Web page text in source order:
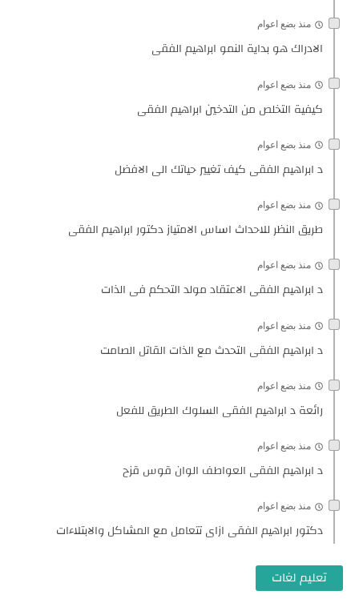
منذ بضع اعوام
الادراك هو بداية النمو ابراهيم الفقى
منذ بضع اعوام
كيفية التخلص من التدخين ابراهيم الفقى
منذ بضع اعوام
د ابراهيم الفقى كيف تغيير حياتك الى الافضل
منذ بضع اعوام
طريق النظر للاحداث اساس الامتياز دكتور ابراهيم الفقى
منذ بضع اعوام
د ابراهيم الفقى الاعتقاد مولد التحكم فى الذات
منذ بضع اعوام
د ابراهيم الفقى التحدث مع الذات القاتل الصامت
منذ بضع اعوام
رائعة د ابراهيم الفقى السلوك الطريق للفعل
منذ بضع اعوام
د ابراهيم الفقى العواطف الوان قوس قزح
منذ بضع اعوام
دكتور ابراهيم الفقى ازاى تتعامل مع المشاكل والابتلاءات
تعليم لغات